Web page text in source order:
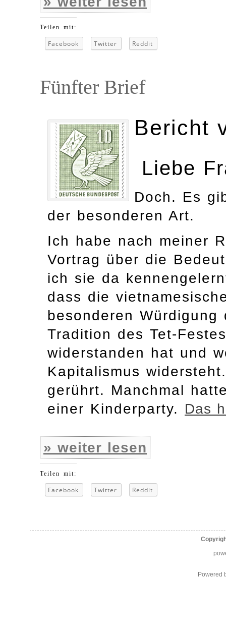
Teilen mit:
Facebook Twitter Reddit
Fünfter Brief
Bericht
Liebe
Doch. Es
der besonderen Art.
Ich habe nach meiner
Vortrag über die
ich sie da
dass die
besonderen
Tradition des Tet-
widerstanden hat und
Kapitalismus
gerührt. Manchmal
einer Kinderparty. Das
» weiter lesen
Teilen mit:
Facebook Twitter Reddit
Powered